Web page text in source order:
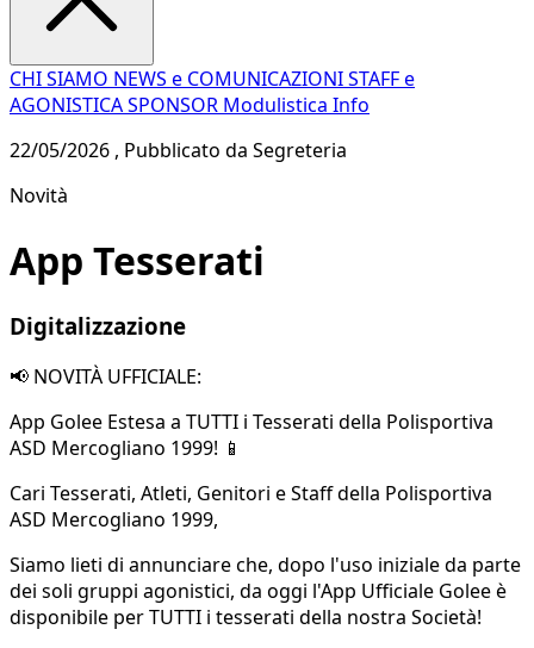
CHI SIAMO NEWS e COMUNICAZIONISTAFF e
AGONISTICASPONSOR Modulistica Info
22/05/2026 , Pubblicato da Segreteria
Novità
App Tesserati
Digitalizzazione
📢 NOVITÀ UFFICIALE:
App Golee Estesa a TUTTI i Tesserati della Polisportiva
ASD Mercogliano 1999! 📱
Cari Tesserati, Atleti, Genitori e Staff della Polisportiva
ASD Mercogliano 1999,
Siamo lieti di annunciare che, dopo l'uso iniziale da parte
dei soli gruppi agonistici, da oggi l'App Ufficiale Golee è
disponibile per TUTTI i tesserati della nostra Società!